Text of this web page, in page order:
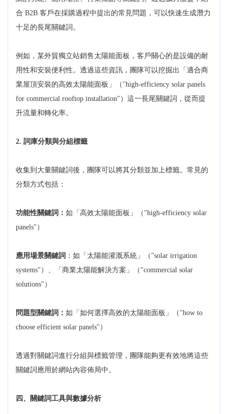
合 B2B 客戶在採購過程中提出的常見問題，可以快速生成潛力
十足的長尾關鍵詞。
例如，某外貿獨立站銷售太陽能面板，客戶關心的是設備的耐
用性和安裝便利性。透過這些資訊，團隊可以挖掘出「適合商
業屋頂安裝的高效太陽能面板」（"high-efficiency solar panels
for commercial rooftop installation"）這一長尾關鍵詞，從而提
升流量和轉化率。
2. 詞庫分類與分組標籤
收集到大量關鍵詞後，團隊可以將其分類並加上標籤。常見的
分類方式包括：
功能性關鍵詞： 如「高效太陽能面板」（"high-efficiency solar
panels"）
應用場景關鍵詞 ：如「太陽能灌溉系統」（"solar irrigation
systems"）、「商業太陽能解決方案」（"commercial solar
solutions"）
問題型關鍵詞： 如「如何選擇高效的太陽能面板」（"how to
choose efficient solar panels"）
透過對關鍵詞進行分組與標籤管理，團隊能夠更有效地將這些
關鍵詞應用於網站內容佈局中。
四、關鍵詞工具與數據分析